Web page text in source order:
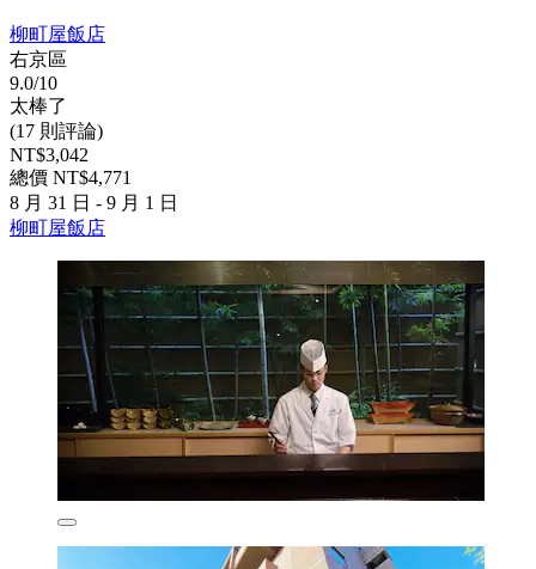
柳町屋飯店
右京區
9.0/10
太棒了
(17 則評論)
NT$3,042
總價 NT$4,771
8 月 31 日 - 9 月 1 日
柳町屋飯店